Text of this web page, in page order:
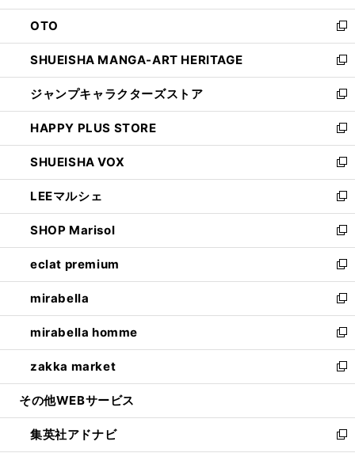
ウ
で
開
く
ン
ド
ウ
で
開
く
OTO
新
し
い
ウ
ィ
ン
ド
ウ
で
開
く
SHUEISHA MANGA-ART HERITAGE
新
し
い
ウ
ィ
ン
ド
ウ
で
開
く
ジャンプキャラクターズストア
新
し
い
ウ
ィ
ン
ド
ウ
で
開
く
HAPPY PLUS STORE
新
し
い
ウ
ィ
ン
ド
ウ
で
開
く
SHUEISHA VOX
新
し
い
ウ
ィ
ン
ド
ウ
で
開
く
LEEマルシェ
新
し
い
ウ
ィ
ン
ド
ウ
で
開
く
SHOP Marisol
新
し
い
ウ
ィ
ン
ド
ウ
で
開
eclat premium
新
し
い
ウ
ィ
ン
ド
ウ
開
く
mirabella
新
し
い
ウ
ィ
ン
ウ
で
mirabella homme
新
し
い
ウ
ン
ド
zakka market
新
し
ウ
ィ
その他WEBサービス
集英社アドナビ
新